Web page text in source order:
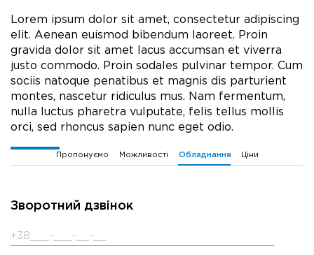
Lorem ipsum dolor sit amet, consectetur adipiscing
elit. Aenean euismod bibendum laoreet. Proin
gravida dolor sit amet lacus accumsan et viverra
justo commodo. Proin sodales pulvinar tempor. Cum
sociis natoque penatibus et magnis dis parturient
montes, nascetur ridiculus mus. Nam fermentum,
nulla luctus pharetra vulputate, felis tellus mollis
orci, sed rhoncus sapien nunc eget odio.
Пропонуємо Можливості Обладнання Ціни
Зворотний дзвінок